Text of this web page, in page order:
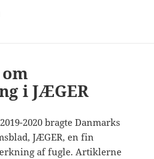
i JÆGER
2020 bragte Danmarks
JÆGER, en fin
af fugle. Artiklerne